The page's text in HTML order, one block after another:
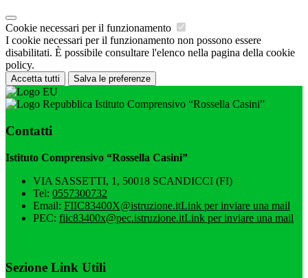
Cookie necessari per il funzionamento
I cookie necessari per il funzionamento non possono essere
disabilitati. È possibile consultare l'elenco nella pagina della cookie
policy.
Accetta tutti Salva le preferenze
Istituto Comprensivo “Rossella Casini”
Contatti
Istituto Comprensivo “Rossella Casini”
VIA SASSETTI, 1, 50018 SCANDICCI (FI)
Tel: 0557300732
Email: FIIC83400X@istruzione.itLink per inviare una mail
PEC: fiic83400x@pec.istruzione.itLink per inviare una mail
Sezione Link Utili